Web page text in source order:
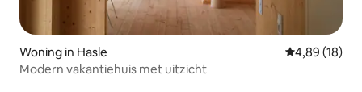
Woning in Hasle Gemiddelde
4,89 (18)
Modern vakantiehuis met uitzicht